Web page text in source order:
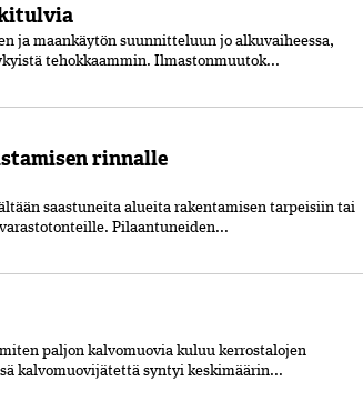
ja maankäytön suunnitteluun jo alkuvaiheessa,
tehokkaammin. Ilmastonmuutok...
rinnalle
saastuneita alueita rakentamisen tarpeisiin tai
Pilaantuneiden...
paljon kalvomuovia kuluu kerrostalojen
kalvomuovijätettä syntyi keskimäärin...